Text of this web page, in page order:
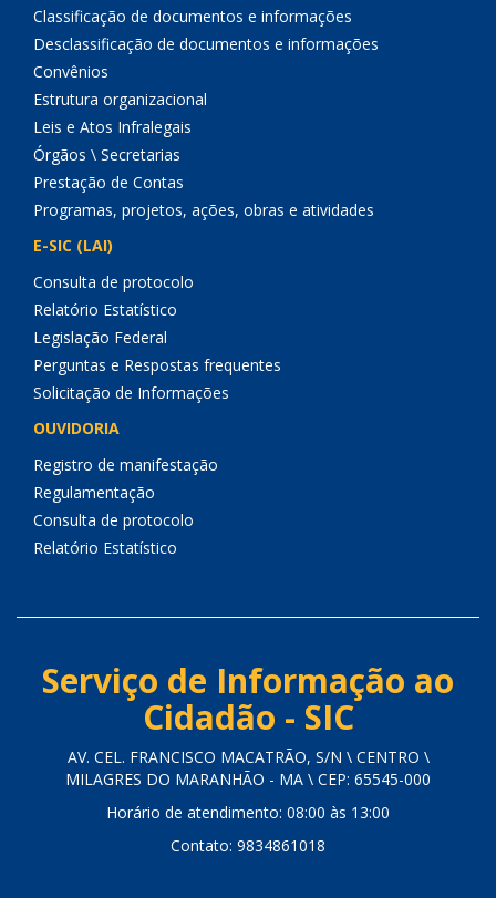
Classificação de documentos e informações
Desclassificação de documentos e informações
Convênios
Estrutura organizacional
Leis e Atos Infralegais
Órgãos \ Secretarias
Prestação de Contas
Programas, projetos, ações, obras e atividades
E-SIC (LAI)
Consulta de protocolo
Relatório Estatístico
Legislação Federal
Perguntas e Respostas frequentes
Solicitação de Informações
OUVIDORIA
Registro de manifestação
Regulamentação
Consulta de protocolo
Relatório Estatístico
Serviço de Informação ao
Cidadão - SIC
AV. CEL. FRANCISCO MACATRÃO, S/N \ CENTRO \
MILAGRES DO MARANHÃO - MA \ CEP: 65545-000
Horário de atendimento: 08:00 às 13:00
Contato: 9834861018